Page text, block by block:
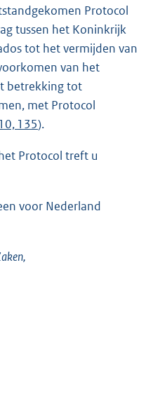
Protocol
tussen het Koninkrijk
tot het vermijden van
van het
betrekking tot
met Protocol
135).
Protocol treft u
voor Nederland